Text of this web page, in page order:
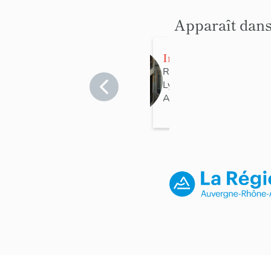
Apparaît
Immeuble
Rhône
Lyon 2e
Arrondissement